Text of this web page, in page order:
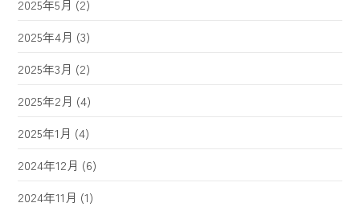
2025年5月 (2)
2025年4月 (3)
2025年3月 (2)
2025年2月 (4)
2025年1月 (4)
2024年12月 (6)
2024年11月 (1)